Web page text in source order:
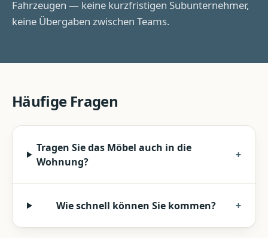
Fahrzeugen — keine kurzfristigen Subunternehmer,
keine Übergaben zwischen Teams.
Häufige Fragen
Tragen Sie das Möbel auch in die
Wohnung?
+
Wie schnell können Sie kommen? +